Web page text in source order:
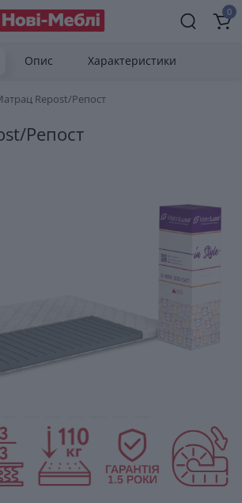
0
Repost/Репост
Репост
Опис Характеристики